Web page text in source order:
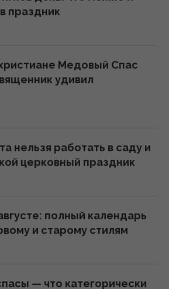
2026
+39°
2026
6-8 августа: когда ждать
2026
в Украине достигнет
2026
может превысить
праздник
Медовый Спас
удивил
нельзя работать в саду и
церковный праздник
полный календарь
и старому стилям
— что категорически